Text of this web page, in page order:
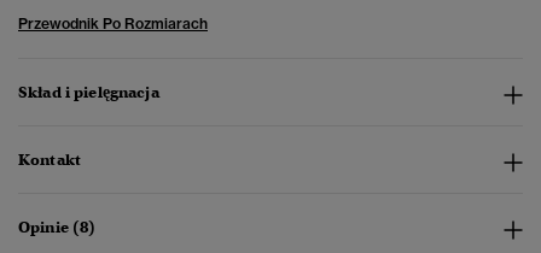
Przewodnik Po Rozmiarach
Skład i pielęgnacja
Kontakt
Opinie (8)